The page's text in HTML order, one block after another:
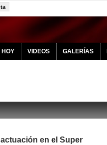
HOY VIDEOS GALERÍAS
en el Super